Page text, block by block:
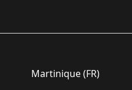
Martinique (FR)